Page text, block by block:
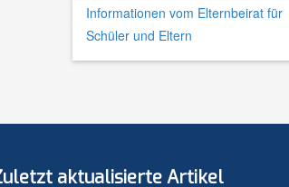
Informationen vom Elternbeirat für
Schüler und Eltern
aktualisierte Artikel